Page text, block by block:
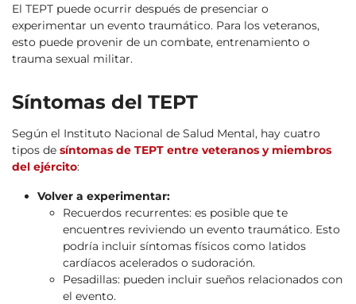
El TEPT puede ocurrir después de presenciar o
experimentar un evento traumático. Para los veteranos,
esto puede provenir de un combate, entrenamiento o
trauma sexual militar.
Síntomas del TEPT
Según el Instituto Nacional de Salud Mental, hay cuatro
tipos de síntomas de TEPT entre veteranos y miembros
del ejército:
Volver a experimentar:
Recuerdos recurrentes: es posible que te
encuentres reviviendo un evento traumático. Esto
podría incluir síntomas físicos como latidos
cardíacos acelerados o sudoración.
Pesadillas: pueden incluir sueños relacionados con
el evento.